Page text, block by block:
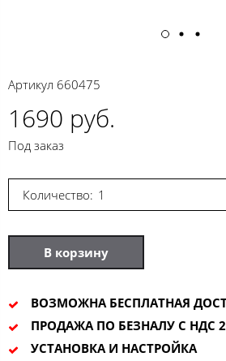
Артикул 660475
1690 руб.
Под заказ
Количество:
В корзину
ВОЗМОЖНА БЕСПЛАТНАЯ
ПРОДАЖА ПО БЕЗНАЛУ С НДС
УСТАНОВКА И НАСТРОЙКА